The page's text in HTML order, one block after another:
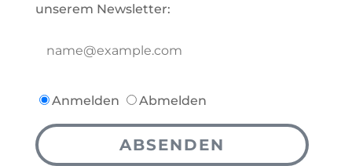
unserem Newsletter:
Anmelden Abmelden
ABSENDEN